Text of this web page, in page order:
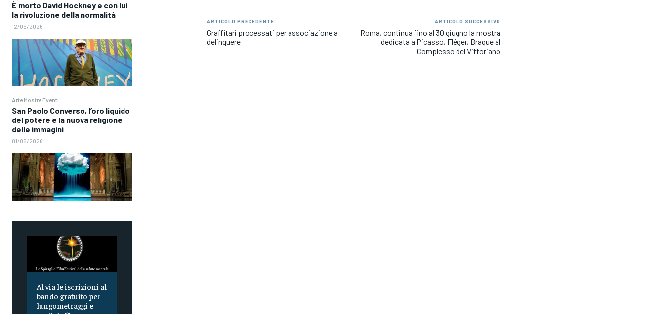
È morto David Hockney e con lui
la rivoluzione della normalità
12/06/2026
Arte Mostre Eventi
San Paolo Converso, l’oro liquido
del potere e la nuova religione
delle immagini
01/06/2026
Al via le iscrizioni al
bando gratuito per
lungometraggi e
ARTICOLO PRECEDENTE
Graffitari processati per associazione a
delinquere
ARTICOLO SUCCESSIVO
Roma, continua fino al 30 giugno la mostra
dedicata a Picasso, Fléger, Braque al
Complesso del Vittoriano